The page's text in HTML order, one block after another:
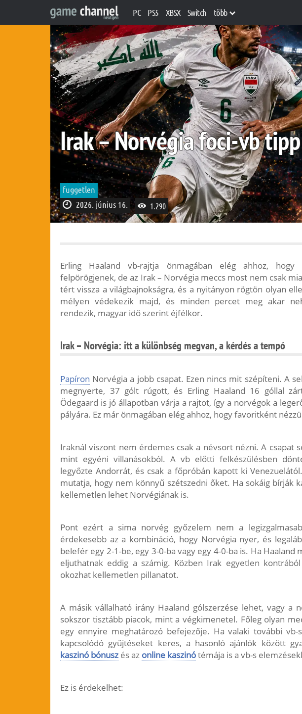
PC PS5 XBSX Switch több
Irak – Norvégia foci-vb
fuggetlen
2026. június 16.
1.290
Erling Haaland vb-rajtja önmagában elég ahhoz, hogy
felpörögjenek, de az Irak – Norvégia meccs most nem csak
tért vissza a világbajnokságra, és a nyitányon rögtön olyan
mélyen védekezik majd, és minden percet meg akar
rendezik, magyar idő szerint éjfélkor.
Irak – Norvégia: itt a különbség megvan, a kérdés a tempó
Papíron Norvégia a jobb csapat. Ezen nincs mit szépíteni. A
megnyerte, 37 gólt rúgott, és Erling Haaland 16 góllal
Ödegaard is jó állapotban várja a rajtot, így a norvégok a
pályára. Ez már önmagában elég ahhoz, hogy favoritként
Iraknál viszont nem érdemes csak a névsort nézni. A csapat
mint egyéni villanásokból. A vb előtti felkészülésben
legyőzte Andorrát, és csak a főpróbán kapott ki
mutatja, hogy nem könnyű szétszedni őket. Ha sokáig bírják
kellemetlen lehet Norvégiának is.
Pont ezért a sima norvég győzelem nem a
érdekesebb az a kombináció, hogy Norvégia nyer, és
belefér egy 2-1-be, egy 3-0-ba vagy egy 4-0-ba is. Ha
eljuthatnak eddig a számig. Közben Irak egyetlen
okozhat kellemetlen pillanatot.
A másik vállalható irány Haaland gólszerzése lehet, vagy a
sokszor tisztább piacok, mint a végkimenetel. Főleg olyan
egy ennyire meghatározó befejezője. Ha valaki további
kapcsolódó gyűjtéseket keres, a hasonló ajánlók között
kaszinó bónusz és az online kaszinótémája is a vb-s
Ez is érdekelhet: